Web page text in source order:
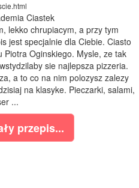
Ciastek
lekko chrupiacym, a przy tym
jest specjalnie dla Ciebie. Ciasto
Oginskiego. Mysle, ze tak
sie najlepsza pizzeria.
a to co na nim polozysz zalezy
na klasyke. Pieczarki, salami,
...
przepis...